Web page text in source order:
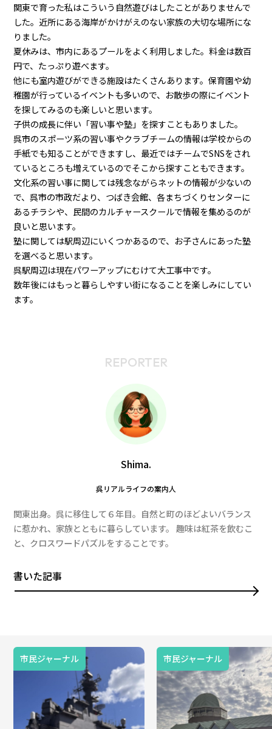
関東で育った私はこういう自然遊びはしたことがありませんで
した。近所にある海岸がかけがえのない家族の大切な場所にな
りました。
夏休みは、市内にあるプールをよく利用しました。料金は数百
円で、たっぷり遊べます。
他にも室内遊びができる施設はたくさんあります。保育園や幼
稚園が行っているイベントも多いので、お散歩の際にイベント
を探してみるのも楽しいと思います。
子供の成長に伴い「習い事や塾」を探すこともありました。
呉市のスポーツ系の習い事やクラブチームの情報は学校からの
手紙でも知ることができますし、最近ではチームでSNSをされ
ているところも増えているのでそこから探すこともできます。
文化系の習い事に関しては残念ながらネットの情報が少ないの
で、呉市の市政だより、つばき会館、各まちづくりセンターに
あるチラシや、民間のカルチャースクールで情報を集めるのが
良いと思います。
塾に関しては駅周辺にいくつかあるので、お子さんにあった塾
を選べると思います。
呉駅周辺は現在パワーアップにむけて大工事中です。
数年後にはもっと暮らしやすい街になることを楽しみにしてい
ます。
REPORTER
Shima.
呉リアルライフの案内人
関東出身。呉に移住して６年目。自然と町のほどよいバランス
に惹かれ、家族とともに暮らしています。 趣味は紅茶を飲むこ
と、クロスワードパズルをすることです。
書いた記事
市民ジャーナル 市民ジャーナル